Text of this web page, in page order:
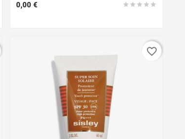
    
0,00 €
-35%
favorite_border